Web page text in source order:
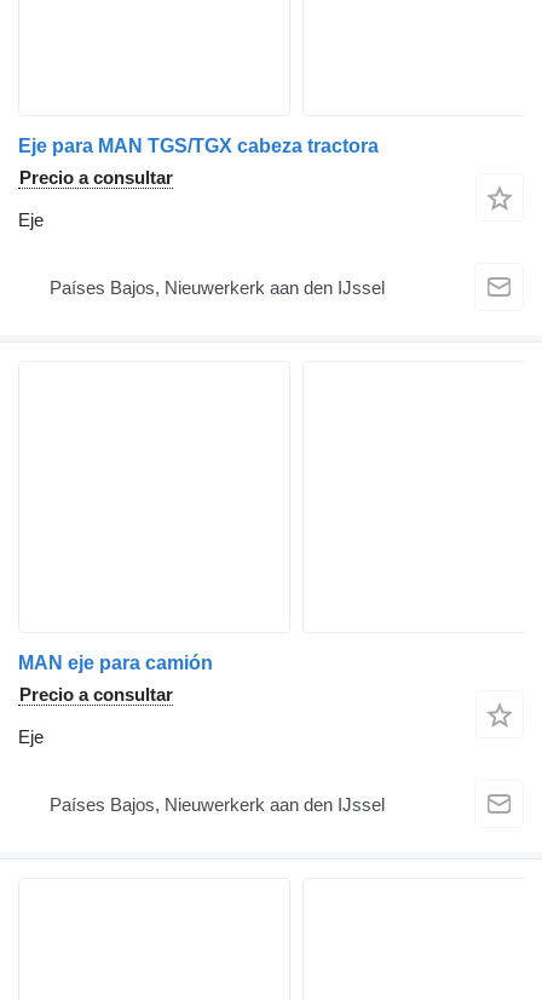
Eje para MAN TGS/TGX cabeza tractora
Precio a consultar
Eje
Países Bajos, Nieuwerkerk aan den IJssel
MAN eje para camión
Precio a consultar
Eje
Países Bajos, Nieuwerkerk aan den IJssel